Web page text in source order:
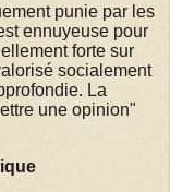
punie par les
ennuyeuse pour
forte sur
socialement
La
une opinion"